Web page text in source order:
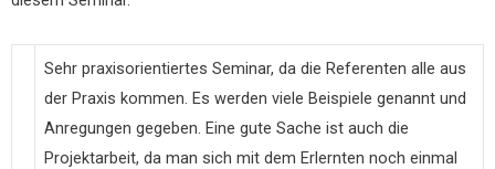
Sehr praxisorientiertes Seminar, da die Referenten alle aus
der Praxis kommen. Es werden viele Beispiele genannt und
Anregungen gegeben. Eine gute Sache ist auch die
Projektarbeit, da man sich mit dem Erlernten noch einmal